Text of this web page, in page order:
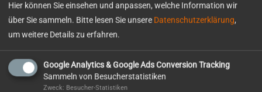
So erreichen Sie uns
Otto Wolf GmbH
Erasmusstr. 4
75172 Pforzheim
Hier können Sie einsehen und anpassen, welche Information wir
über Sie sammeln. Bitte lesen Sie unsere Datenschutzerklärung,
um weitere Details zu erfahren.
Google Analytics & Google Ads Conversion Tracking
Sammeln von Besucherstatistiken
Zweck: Besucher-Statistiken